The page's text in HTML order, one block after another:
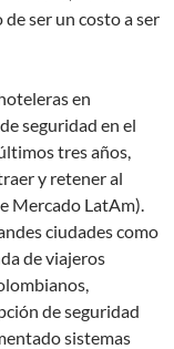
ser un costo a ser
en
seguridad en el
tres años,
y retener al
Mercado LatAm).
ciudades como
de viajeros
de seguridad
sistemas